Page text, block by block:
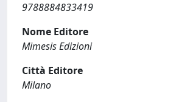
9788884833419
Nome Editore
Mimesis Edizioni
Città Editore
Milano